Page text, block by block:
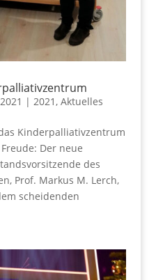
| 2021, Aktuelles
Kinderpalliativzentrum
Der neue
des
Prof. Markus M. Lerch,
scheidenden